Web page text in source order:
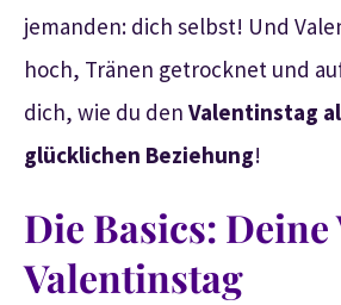
jemanden: dich selbst! Und
hoch, Tränen getrocknet und
dich, wie du den Valentinstag
glücklichen Beziehung!
Die Basics:
Valentinstag